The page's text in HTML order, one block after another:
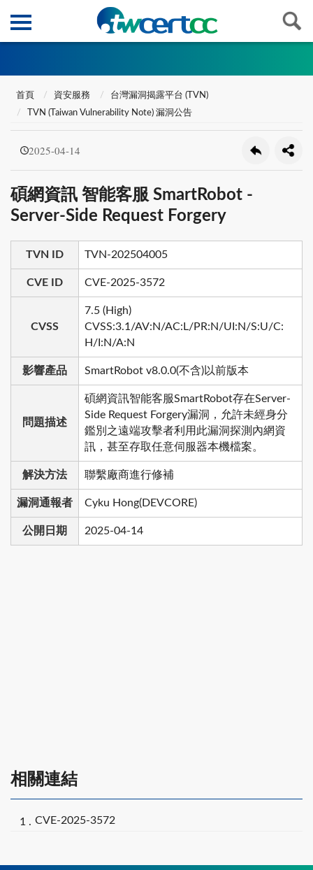
首頁 資安服務
台灣漏洞揭露平台 (TVN)
TVN (Taiwan Vulnerability Note) 漏洞公告
2025-04-14
碩網資訊 智能客服 SmartRobot -
Server-Side Request Forgery
TVN ID TVN-202504005
CVE ID CVE-2025-3572
CVSS
7.5 (High)
CVSS:3.1/AV:N/AC:L/PR:N/UI:N/S:U/C:
H/I:N/A:N
影響產品 SmartRobot v8.0.0(不含)以前版本
問題描述
碩網資訊智能客服SmartRobot存在Server-
Side Request Forgery漏洞，允許未經身分
鑑別之遠端攻擊者利用此漏洞探測內網資
訊，甚至存取任意伺服器本機檔案。
解決方法 聯繫廠商進行修補
漏洞通報者 Cyku Hong(DEVCORE)
公開日期 2025-04-14
相關連結
CVE-2025-3572